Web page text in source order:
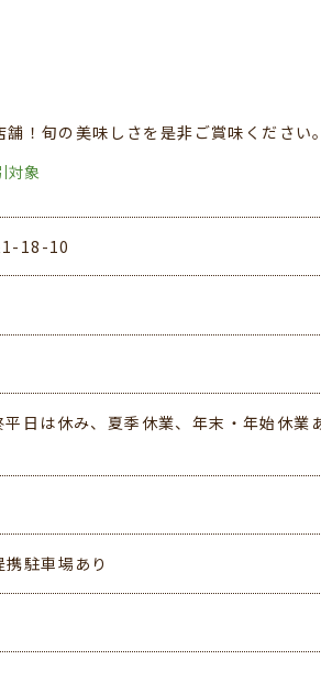
！旬の美味しさを是非ご賞味ください。
対象
1-18-10
日は休み、夏季休業、年末・年始休業
駐車場あり